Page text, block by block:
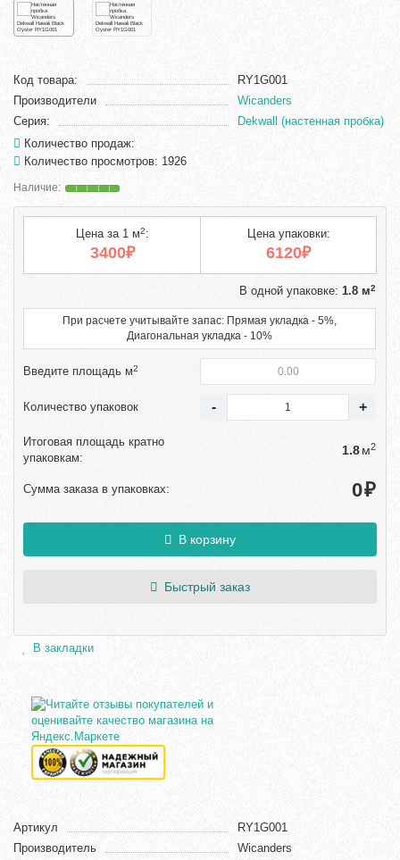
Код товара:
RY1G001
Производители
Wicanders
Серия:
Dekwall (настенная пробка)
Количество продаж:
Количество просмотров: 1926
Цена за 1 м2:
3400₽
Цена упаковки:
6120₽
В одной упаковке: 1.8 м2
При расчете учитывайте запас: Прямая укладка - 5%,
Диагональная укладка - 10%
Введите площадь м2
Количество упаковок
Итоговая площадь кратно
упаковкам:
м2
Сумма заказа в упаковках: ₽
В корзину
Быстрый заказ
В закладки
Артикул
RY1G001
Производитель
Wicanders